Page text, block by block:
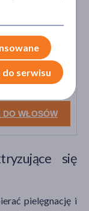
DO
DO WŁOSÓW
się
pielęgnację i
serwisu